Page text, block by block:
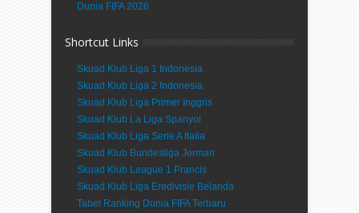
Dunia FIFA 2026
Shortcut Links
Skuad Klub Liga 1 Indonesia
Skuad Klub Liga 2 Indonesia
Skuad Klub Liga Primer Inggris
Skuad Klub La Liga Spanyol
Skuad Klub Liga Serie A Italia
Skuad Klub Bundesliga Jerman
Skuad Klub League 1 Prancis
Skuad Klub Liga Eredivisie Belanda
Tabel Ranking Dunia FIFA Terbaru